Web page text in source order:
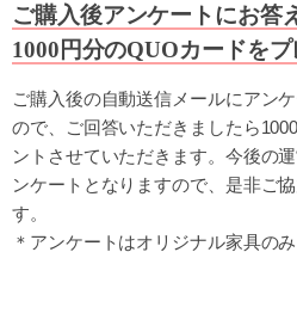
ご購入後アンケートにお答
1000円分のQUOカードをプ
ご購入後の自動送信メールにアン
ので、ご回答いただきましたら
ントさせていただきます。今後の
ンケートとなりますので、是非ご
す。
＊アンケートはオリジナル家具のみ